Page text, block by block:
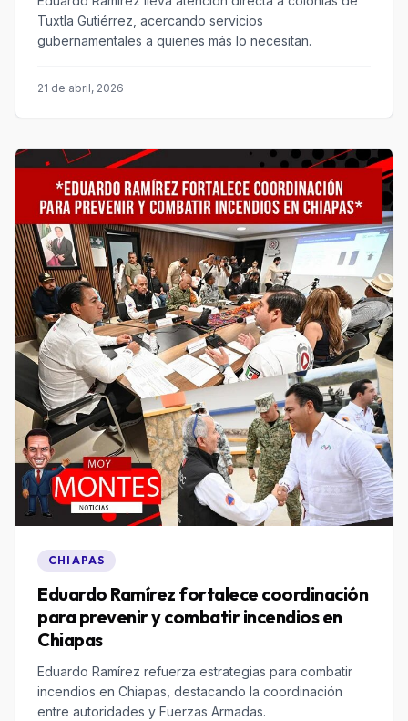
Tuxtla Gutiérrez, acercando servicios
gubernamentales a quienes más lo necesitan.
21 de abril, 2026
CHIAPAS
Eduardo Ramírez fortalece coordinación
para prevenir y combatir incendios en
Chiapas
Eduardo Ramírez refuerza estrategias para combatir
incendios en Chiapas, destacando la coordinación
entre autoridades y Fuerzas Armadas.